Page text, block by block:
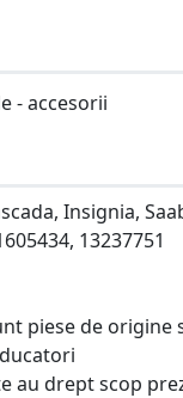
- accesorii
Insignia,
13237751
piese de
au drept scop